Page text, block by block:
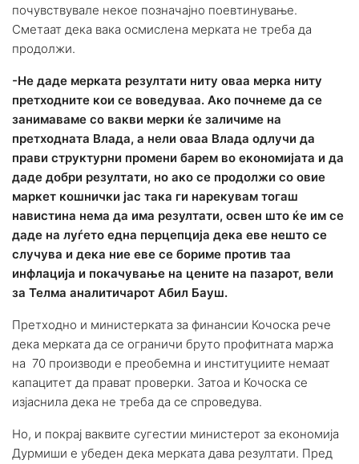
почувствувале некое позначајно поевтинување.
Сметаат дека вака осмислена мерката не треба да
продолжи.
-Не даде мерката резултати ниту оваа мерка ниту
претходните кои се воведуваа. Ако почнеме да се
занимаваме со вакви мерки ќе заличиме на
претходната Влада, а нели оваа Влада одлучи да
прави структурни промени барем во економијата и да
даде добри резултати, но ако се продолжи со овие
маркет кошнички јас така ги нарекувам тогаш
навистина нема да има резултати, освен што ќе им се
даде на луѓето една перцепција дека еве нешто се
случува и дека ние еве се бориме против таа
инфлација и покачување на цените на пазарот, вели
за Телма аналитичарот Абил Бауш.
Претходно и министерката за финансии Кочоска рече
дека мерката да се ограничи бруто профитната маржа
на 70 производи е преобемна и институциите немаат
капацитет да прават проверки. Затоа и Кочоска се
изјаснила дека не треба да се спроведува.
Но, и покрај ваквите сугестии министерот за економија
Дурмиши е убеден дека мерката дава резултати. Пред